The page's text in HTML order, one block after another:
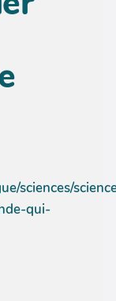
sciences/
qui-